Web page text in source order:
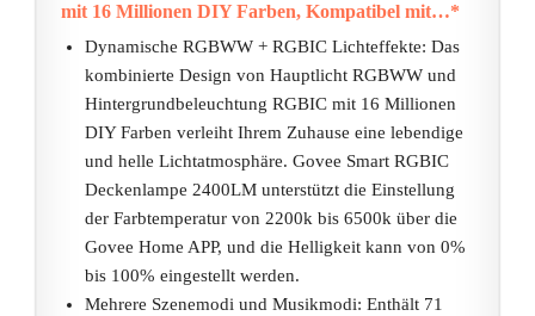
mit 16 Millionen DIY Farben, Kompatibel mit…*
Dynamische RGBWW + RGBIC Lichteffekte: Das
kombinierte Design von Hauptlicht RGBWW und
Hintergrundbeleuchtung RGBIC mit 16 Millionen
DIY Farben verleiht Ihrem Zuhause eine lebendige
und helle Lichtatmosphäre. Govee Smart RGBIC
Deckenlampe 2400LM unterstützt die Einstellung
der Farbtemperatur von 2200k bis 6500k über die
Govee Home APP, und die Helligkeit kann von 0%
bis 100% eingestellt werden.
Mehrere Szenemodi und Musikmodi: Enthält 71